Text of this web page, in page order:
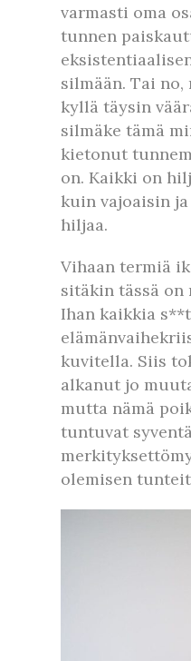
varmasti oma
tunnen
silmään. Tai
kyllä täysin
silmäke tämä
kietonut
on. Kaikki on
kuin vajoaisin
hiljaa.
Vihaan termiä
sitäkin tässä on
Ihan kaikkia
kuvitella. Siis
alkanut jo
mutta nämä
tuntuvat
olemisen